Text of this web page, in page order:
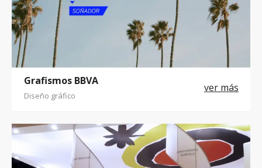
Grafismos BBVA
Diseño gráfico